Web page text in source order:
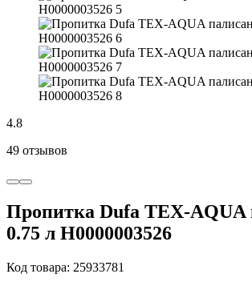
4.8
49 отзывов
Пропитка Dufa TEX-AQUA
0.75 л Н0000003526
Код товара: 25933781